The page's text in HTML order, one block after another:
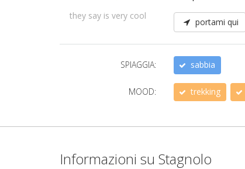
portami qui
they say is very cool
SPIAGGIA: sabbia
MOOD: trekking
Informazioni su Stagnolo